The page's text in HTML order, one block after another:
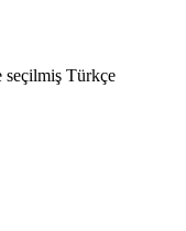
seçilmiş Türkçe